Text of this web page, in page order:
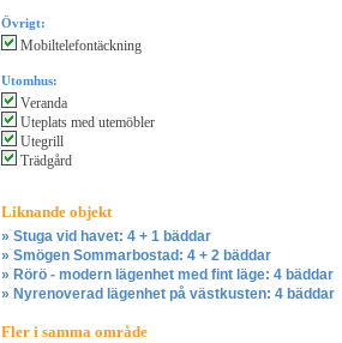
Övrigt:
Mobiltelefontäckning
Utomhus:
Veranda
Uteplats med utemöbler
Utegrill
Trädgård
Liknande objekt
» Stuga vid havet: 4 + 1 bäddar
» Smögen Sommarbostad: 4 + 2 bäddar
» Rörö - modern lägenhet med fint läge: 4 bäddar
» Nyrenoverad lägenhet på västkusten: 4 bäddar
Fler i samma område